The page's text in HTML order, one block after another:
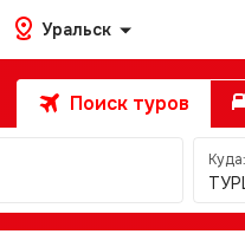
Уральск
Поиск туров
Куда: